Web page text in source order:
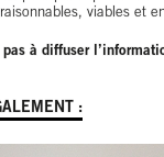
viables et
pas à diffuser
: